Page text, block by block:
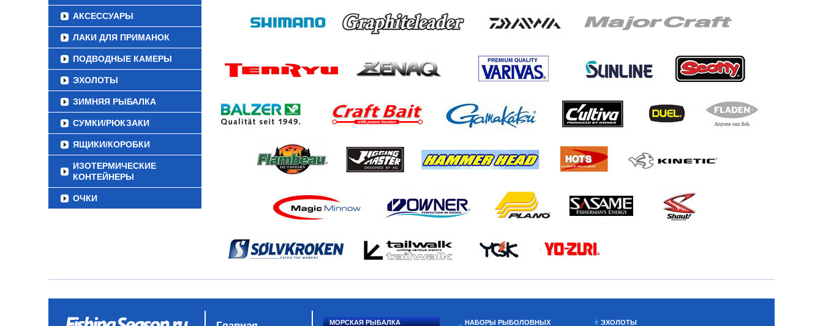
АКСЕССУАРЫ
ЛАКИ ДЛЯ ПРИМАНОК
ПОДВОДНЫЕ КАМЕРЫ
ЭХОЛОТЫ
ЗИМНЯЯ РЫБАЛКА
СУМКИ/РЮКЗАКИ
ЯЩИКИ/КОРОБКИ
ИЗОТЕРМИЧЕСКИЕ
КОНТЕЙНЕРЫ
ОЧКИ
МОРСКАЯ РЫБАЛКА НАБОРЫ РЫБОЛОВНЫХ ЭХОЛОТЫ